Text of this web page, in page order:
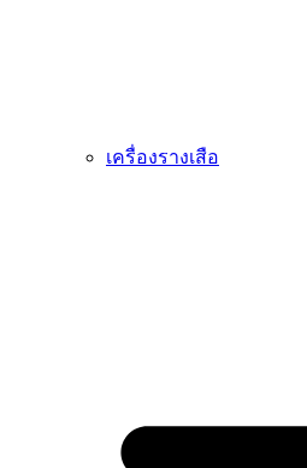
เครื่องรางเสือ